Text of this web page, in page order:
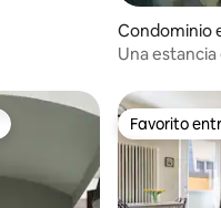
Condominio
Una
huéspedes Favorito
Favorito